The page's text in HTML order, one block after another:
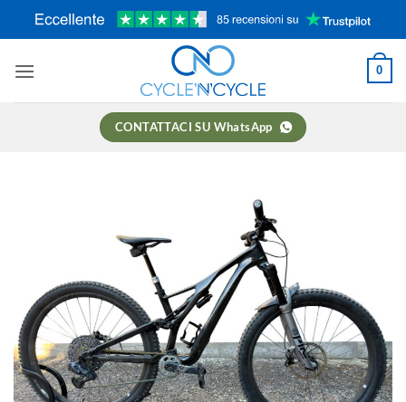
0
CONTATTACI SU WhatsApp